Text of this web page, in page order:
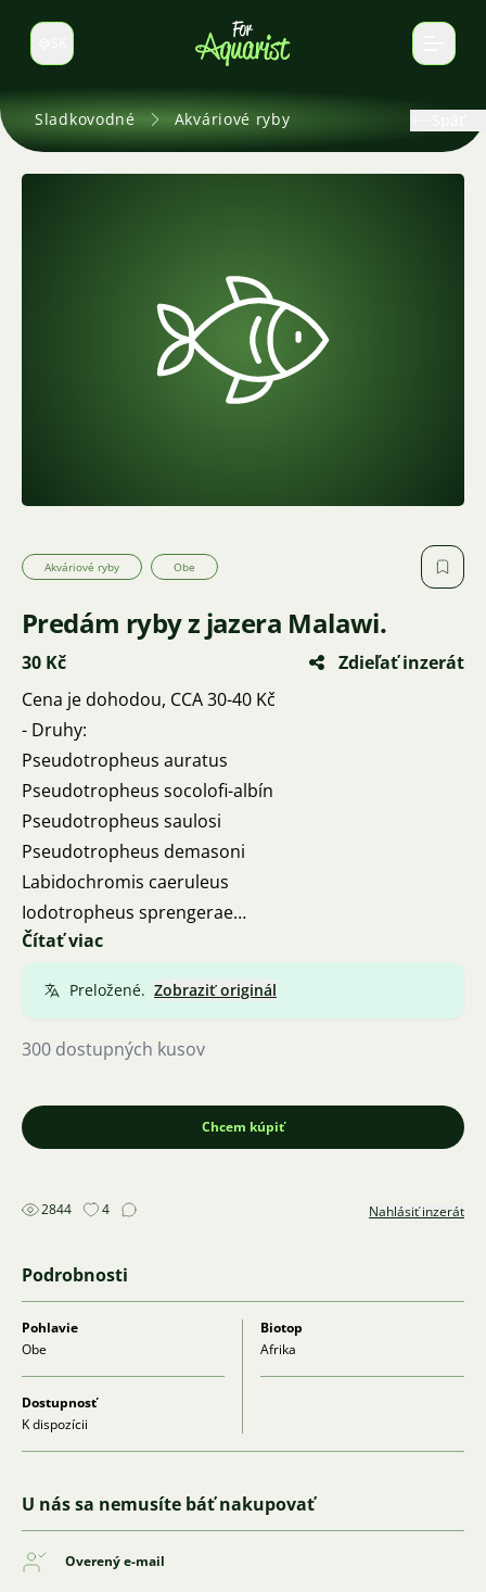
Prepnúť jazyk
Sladkovodné Akváriové ryby
Akváriové ryby Obe
Predám ryby z jazera Malawi.
30 Kč
Zdieľať inzerát
Cena je dohodou, CCA 30-40 Kč
- Druhy:
Pseudotropheus auratus
Pseudotropheus socolofi-albín
Pseudotropheus saulosi
Pseudotropheus demasoni
Labidochromis caeruleus
Iodotropheus sprengerae
Pseudotropheus acei
Čítať viac
Preložené. Zobraziť originál
300 dostupných kusov
Chcem kúpiť
2844 4 Nahlásiť inzerát
Podrobnosti
Pohlavie
Obe
Biotop
Afrika
Dostupnosť
K dispozícii
U nás sa nemusíte báť nakupovať
Overený e-mail